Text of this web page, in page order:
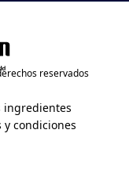
reservados
new tab)
ingredientes
a new tab)
y condiciones
new tab)